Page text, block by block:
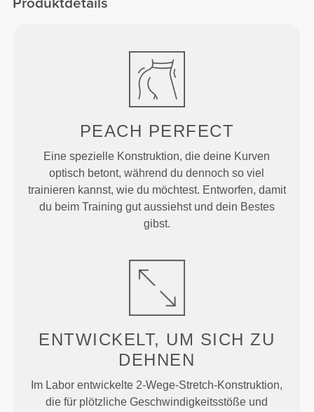
PEACH PERFECT
Eine spezielle Konstruktion, die deine Kurven
optisch betont, während du dennoch so viel
trainieren kannst, wie du möchtest. Entworfen, damit
du beim Training gut aussiehst und dein Bestes
gibst.
ENTWICKELT, UM SICH ZU
DEHNEN
Im Labor entwickelte 2-Wege-Stretch-Konstruktion,
die für plötzliche Geschwindigkeitsstöße und